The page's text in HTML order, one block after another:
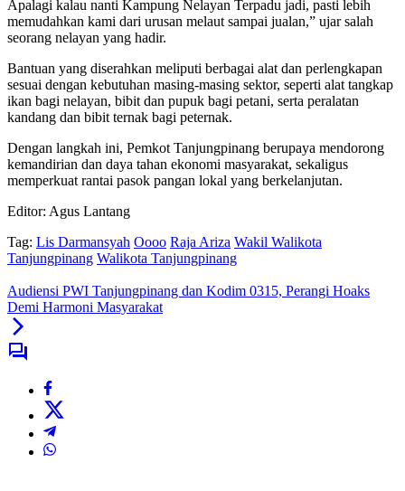
Apalagi kalau nanti Kampung Nelayan Terpadu jadi, pasti lebih
memudahkan kami dari urusan melaut sampai jualan,” ujar salah
seorang nelayan yang hadir.
Bantuan yang diserahkan meliputi berbagai alat dan perlengkapan
sesuai dengan kebutuhan masing-masing sektor, seperti alat tangkap
ikan bagi nelayan, bibit dan pupuk bagi petani, serta peralatan
kandang dan bibit ternak bagi peternak.
Dengan langkah ini, Pemkot Tanjungpinang berupaya mendorong
kemandirian dan daya tahan ekonomi masyarakat, sekaligus
memperkuat rantai pasok pangan lokal yang berkelanjutan.
Editor: Agus Lantang
Tag: Lis Darmansyah Oooo Raja Ariza Wakil Walikota
Tanjungpinang Walikota Tanjungpinang
Audiensi PWI Tanjungpinang dan Kodim 0315, Perangi Hoaks
Demi Harmoni Masyarakat